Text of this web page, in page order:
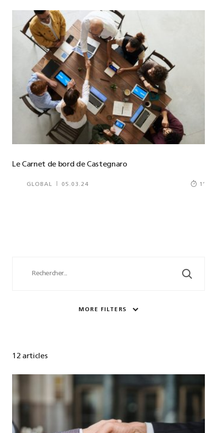
Le Carnet de bord de Castegnaro
GLOBAL 05.03.24 1’
MORE FILTERS
12 articles